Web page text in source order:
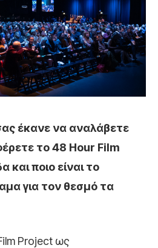
έκανε να αναλάβετε
το 48 Hour Film
ποιο είναι το
για τον θεσμό τα
Project ως